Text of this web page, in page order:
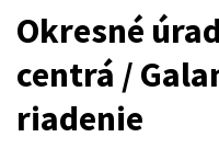
Okresné
centrá /
riadenie